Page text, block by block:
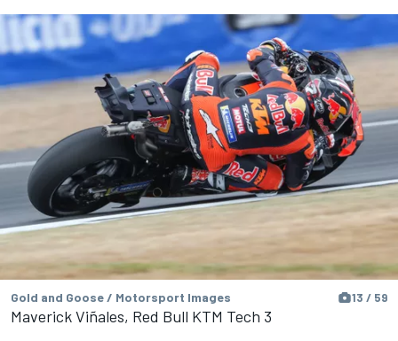
Gold and Goose / Motorsport Images 13 / 59
Maverick Viñales, Red Bull KTM Tech 3